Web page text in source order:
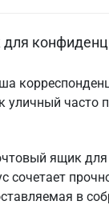
часто
ящик
сочетает
в